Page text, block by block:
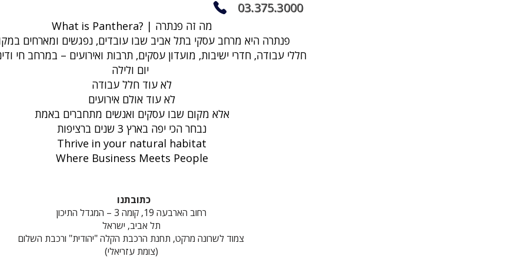
03.375.3000
What is Panthera? | מה זה פנתרה
חללי עבודה, חדרי ישיבות, מועדון עסקים, תרבות ואירועים – במרחב חי
לא עוד חלל עבודה
לא עוד אולם אירועים
אלא מקום שבו עסקים ואנשים מתחברים באמת
נבחר הכי יפה בארץ 3 שנים ברציפות
Thrive in your natural habitat
Where Business Meets People
כתובתנו
רחוב הארבעה 19, קומה 3 – המגדל התיכון
תל אביב, ישראל
צמוד לשרונה מרקט, תחנת הרכבת הקלה "יהודית" ורכבת השלום
(צומת עזריאלי)